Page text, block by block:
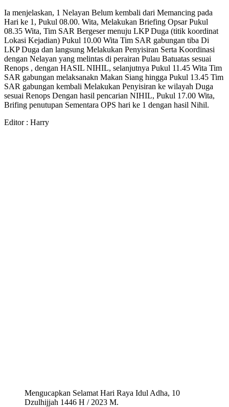
Ia menjelaskan, 1 Nelayan Belum kembali dari Memancing pada
Hari ke 1, Pukul 08.00. Wita, Melakukan Briefing Opsar Pukul
08.35 Wita, Tim SAR Bergeser menuju LKP Duga (titik koordinat
Lokasi Kejadian) Pukul 10.00 Wita Tim SAR gabungan tiba Di
LKP Duga dan langsung Melakukan Penyisiran Serta Koordinasi
dengan Nelayan yang melintas di perairan Pulau Batuatas sesuai
Renops , dengan HASIL NIHIL, selanjutnya Pukul 11.45 Wita Tim
SAR gabungan melaksanakn Makan Siang hingga Pukul 13.45 Tim
SAR gabungan kembali Melakukan Penyisiran ke wilayah Duga
sesuai Renops Dengan hasil pencarian NIHIL, Pukul 17.00 Wita,
Brifing penutupan Sementara OPS hari ke 1 dengan hasil Nihil.
Editor : Harry
Mengucapkan Selamat Hari Raya Idul Adha, 10
Dzulhijjah 1446 H / 2023 M.